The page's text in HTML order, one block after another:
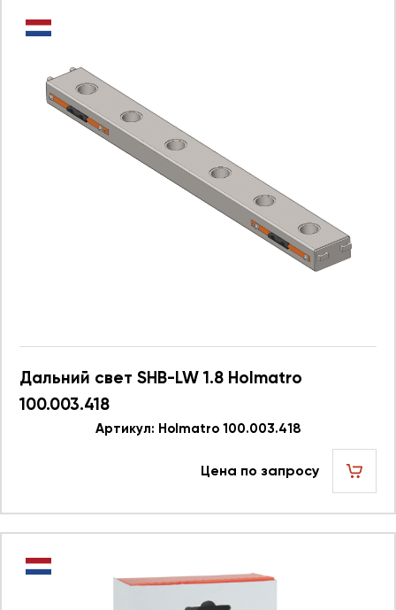
Дальний свет SHB-LW 1.8 Holmatro
100.003.418
Артикул: Holmatro 100.003.418
Цена по запросу